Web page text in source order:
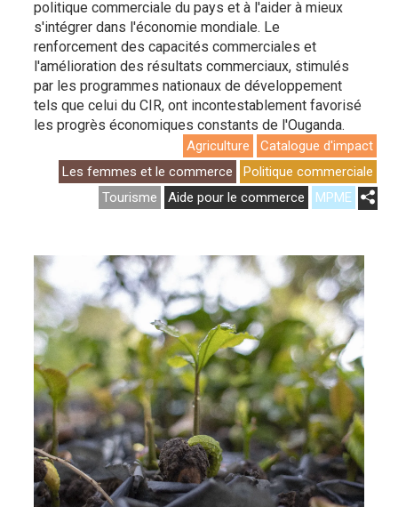
politique commerciale du pays et à l'aider à mieux
s'intégrer dans l'économie mondiale. Le
renforcement des capacités commerciales et
l'amélioration des résultats commerciaux, stimulés
par les programmes nationaux de développement
tels que celui du CIR, ont incontestablement favorisé
les progrès économiques constants de l'Ouganda.
Agriculture
Catalogue d'impact
Les femmes et le commerce
Politique commerciale
Tourisme
Aide pour le commerce MPME